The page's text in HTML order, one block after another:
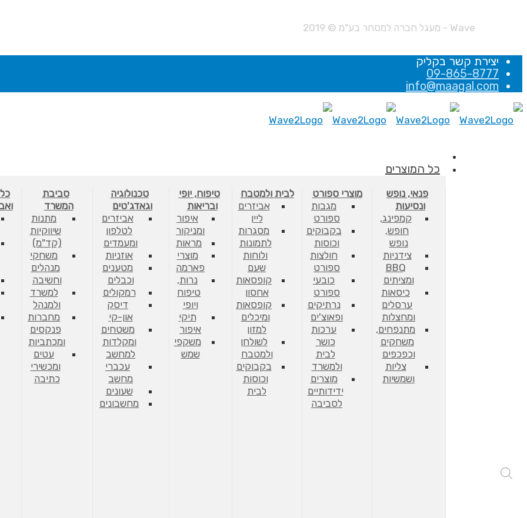
יצירת קשר בקליק
09-865-8777
info@maagal.com
כל המוצרים
פנאי, נופש
ונסיעות
קמפינג,
חופש,
נופש
צידניות
BBQ
ומציתים
כיסאות
ערסלים
ומחצלות
מתנפחים,
משחקים
וכפכפים
צליות
ושמשיות
מוצרי ספורט
מגבות
ספורט
בקבוקים
וכוסות
חולצות
ספורט
כובעי
ספורט
נרתיקים
ופאוצ'ים
ערכות
כושר
לבית
ולמשרד
מוצרים
ידידותיים
לסביבה
לבית ולמטבח
אביזרים
ליין
מסגרות
לתמונות
ולוחות
שעם
קופסאות
אחסון
קופסאות
ומיכלים
למזון
לשולחן
ולמטבח
בקבוקים
וכוסות
לבית
טיפוח, יופי
ובריאות
איפור
ומניקור
מראות
מוצרי
פארמה
נרות,
טיפוח
ויופי
תיקי
איפור
משקפי
שמש
טכנולוגיה
וגאדג'טים
אביזרים
לטלפון
ומעמדים
אוזניות
מטענים
וכבלים
רמקולים
דיסק
און-קי
משטחים
ומקלדות
למחשב
עכברי
מחשב
שעונים
מחשבונים
סביבת
המשרד
מתנות
שיווקיות
(קד"מ)
משחקי
מנהלים
וחשיבה
למשרד
ולמנהל
מחברות
פנקסים
ומכתביות
עטים
ומכשירי
כתיבה
Wave - מעגל חברה למסחר בע"מ © 2019